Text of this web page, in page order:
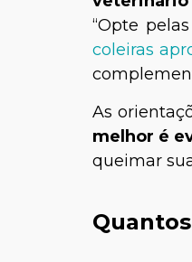
“Opte
coleiras
As
melhor é
queimar